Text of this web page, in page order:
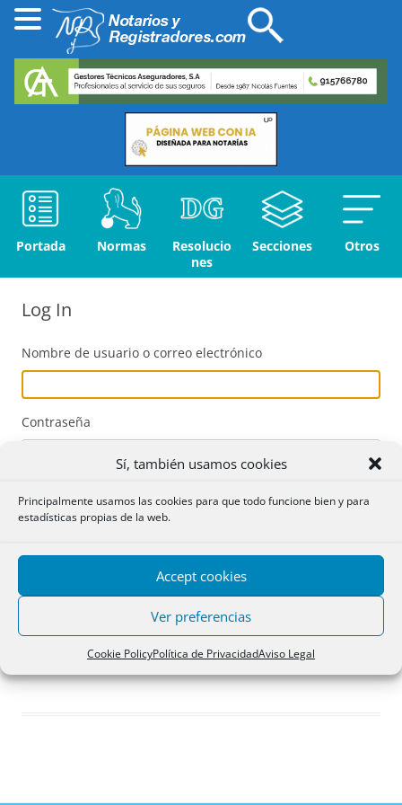
Sí, también usamos cookies
Principalmente usamos las cookies para que todo funcione bien y para
estadísticas propias de la web.
Accept cookies
Ver preferencias
Cookie PolicyPolítica de PrivacidadAviso Legal
Portada Normas
Resolucio
nes
Secciones Otros
Log In
Nombre de usuario o correo electrónico
Contraseña
Acceder
Registro
¿Has olvidado tu contraseña?